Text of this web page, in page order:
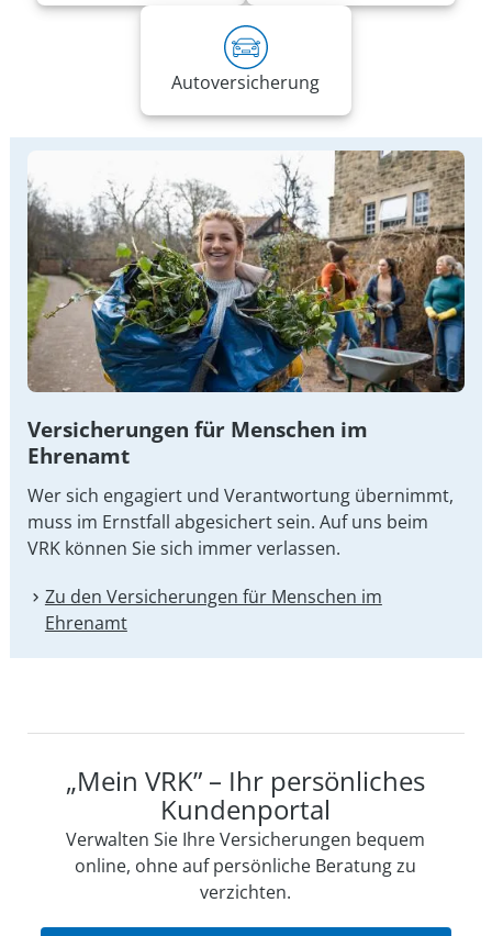
Auto­versicherung
Versicherungen für Menschen im
Ehrenamt
Wer sich engagiert und Verantwortung übernimmt,
muss im Ernstfall abgesichert sein. Auf uns beim
VRK können Sie sich immer verlassen.
Zu den Versicherungen für Menschen im
Ehrenamt
„Mein VRK” – Ihr persönliches
Kundenportal
Verwalten Sie Ihre Versicherungen bequem
online, ohne auf persön­li­che Beratung zu
verzichten.